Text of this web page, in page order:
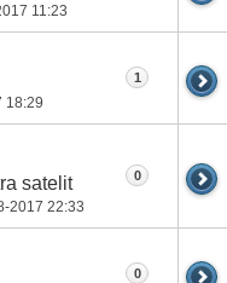
11:23
18:29
1
satelit
2017 22:33
0
0